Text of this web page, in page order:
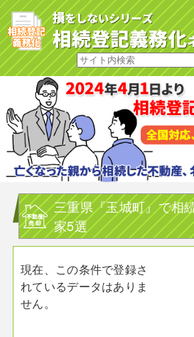
三重県『玉城町』で相
家5選
現在、この条件で登録さ
れているデータはありま
せん。